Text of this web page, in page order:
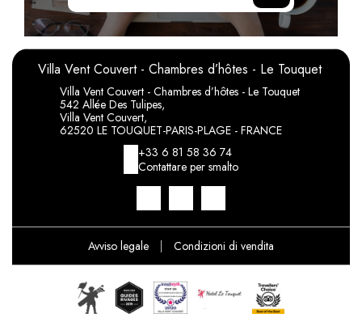
Villa Vent Couvert - Chambres d’hôtes - Le Touquet
Villa Vent Couvert - Chambres d’hôtes - Le Touquet
542 Allée Des Tulipes,
Villa Vent Couvert,
62520 LE TOUQUET-PARIS-PLAGE - FRANCE
+33 6 81 58 36 74
Contattare per smalto
Avviso legale Condizioni di vendita